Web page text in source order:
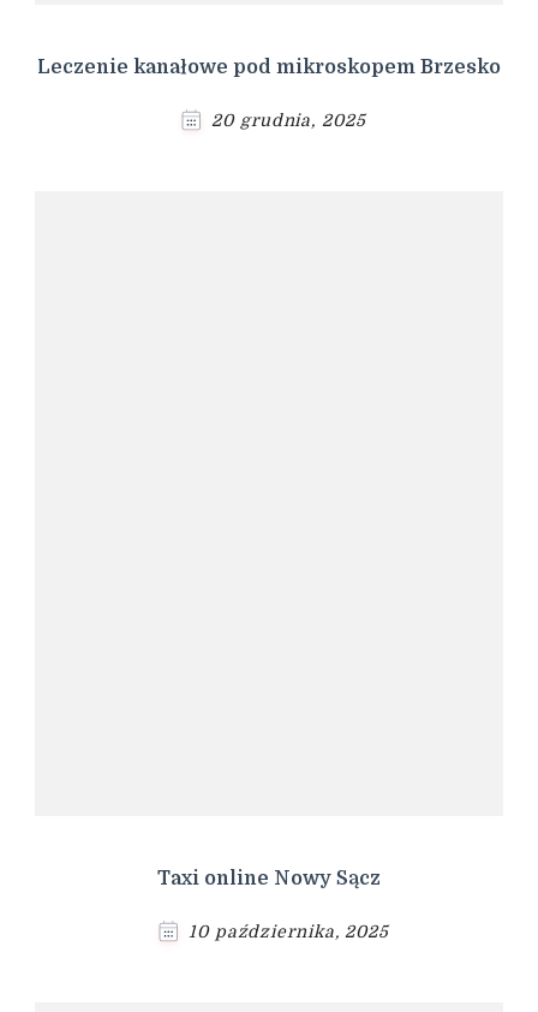
Leczenie kanałowe pod mikroskopem Brzesko
20 grudnia, 2025
Taxi online Nowy Sącz
10 października, 2025